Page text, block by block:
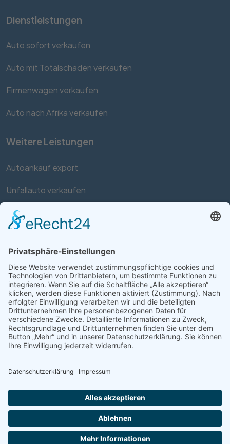
Dienstleistungen
Auto sofort verkaufen
Auto mit Totalschaden verkaufen
Firmenwagen verkaufen
Auto nach Afrika verkaufen
Weitere Leistungen
Autoankauf export
Unfallauto verkaufen
Auto mit Motorschaden verkaufen
Support
Kontakt FAQ
Connect social
Datenschutz Impressum AGB Händler
AGB Verbraucher
Über uns